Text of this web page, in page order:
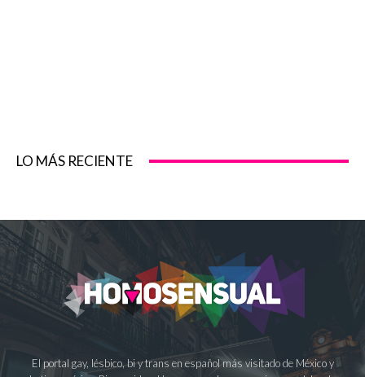
LO MÁS RECIENTE
El portal gay, lésbico, bi y trans en español más visitado de México y